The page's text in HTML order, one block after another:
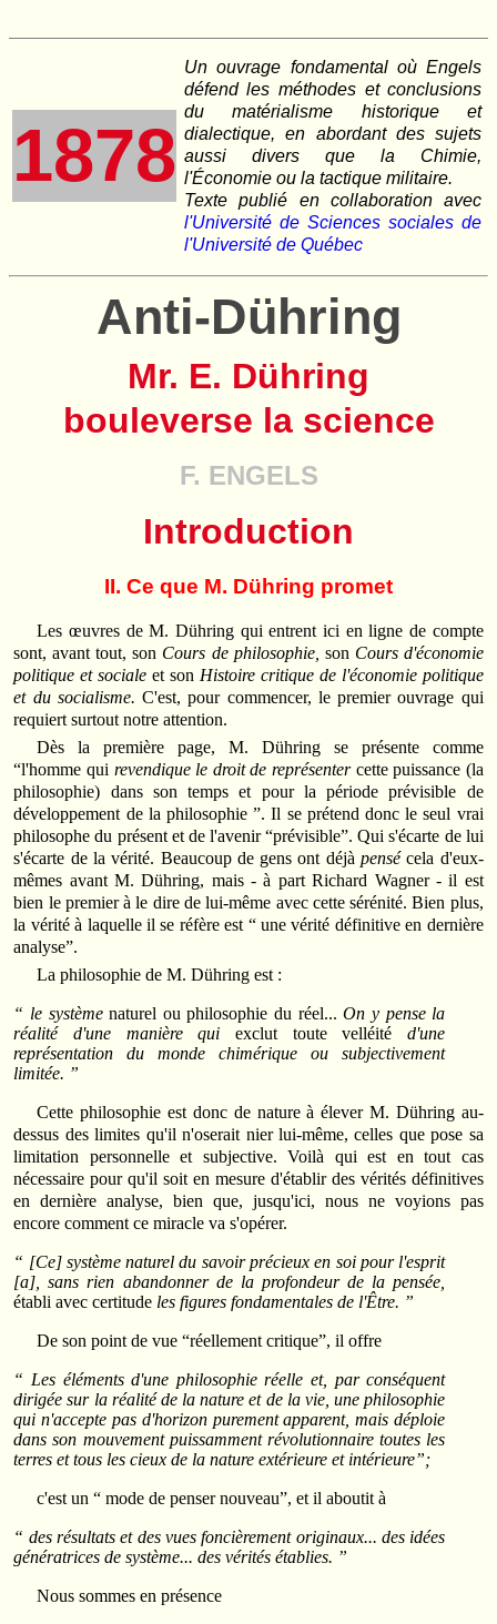
1878
Un ouvrage fondamental où Engels
défend les méthodes et conclusions
du matérialisme historique et
dialectique, en abordant des sujets
aussi divers que la Chimie,
l'Économie ou la tactique militaire.
Texte publié en collaboration avec
l'Université de Sciences sociales de
l'Université de Québec
Anti-Dühring
Mr. E. Dühring
bouleverse la science
F. ENGELS
Introduction
II. Ce que M. Dühring promet
Les œuvres de M. Dühring qui entrent ici en ligne de compte
sont, avant tout, son Cours de philosophie, son Cours d'économie
politique et socialeet son Histoire critique de l'économie politique
et du socialisme.C'est, pour commencer, le premier ouvrage qui
requiert surtout notre attention.
Dès la première page, M. Dühring se présente comme
“l'homme qui revendique le droit de représenter cette puissance (la
philosophie) dans son temps et pour la période prévisible de
développement de la philosophie ”. Il se prétend donc le seul vrai
philosophe du présent et de l'avenir “prévisible”. Qui s'écarte de lui
s'écarte de la vérité. Beaucoup de gens ont déjàpensécela d'eux-
mêmes avant M. Dühring, mais - à part Richard Wagner - il est
bien le premier à le dire de lui-même avec cette sérénité. Bien plus,
la vérité à laquelle il se réfère est “ une vérité définitive en dernière
analyse”.
La philosophie de M. Dühring est :
“ le systèmenaturel ou philosophie du réel...On y pense la
réalité d'une manière quiexclut toute velléitéd'une
représentation du monde chimérique ou subjectivement
limitée. ”
Cette philosophie est donc de nature à élever M. Dühring au-
dessus des limites qu'il n'oserait nier lui-même, celles que pose sa
limitation personnelle et subjective. Voilà qui est en tout cas
nécessaire pour qu'il soit en mesure d'établir des vérités définitives
en dernière analyse, bien que, jusqu'ici, nous ne voyions pas
encore comment ce miracle va s'opérer.
“ [Ce] système naturel du savoir précieux en soi pour l'esprit
[a], sans rien abandonner de la profondeur de la pensée,
établi avec certitude les figures fondamentales de l'Être. ”
De son point de vue “réellement critique”, il offre
“ Les éléments d'une philosophie réelle et, par conséquent
dirigée sur la réalité de la nature et de la vie, une philosophie
qui n'accepte pas d'horizon purement apparent, mais déploie
dans son mouvement puissamment révolutionnaire toutes les
terres et tous les cieux de la nature extérieure et intérieure”;
c'est un “ mode de penser nouveau”, et il aboutit à
“ des résultats et des vues foncièrement originaux... des idées
génératrices de système... des vérités établies. ”
Nous sommes en présence